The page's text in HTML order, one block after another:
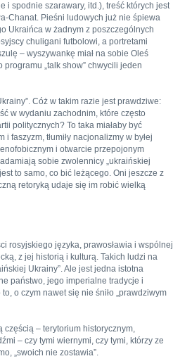
i spodnie szarawary, itd.), treść których jest
Chanat. Pieśni ludowych już nie śpiewa
Ukraińca w żadnym z poszczególnych
chuligani futbolowi, a portretami
– wyszywankę miał na sobie Oleś
programu „talk show” chwycili jeden
Cóż w takim razie jest prawdziwe:
w wydaniu zachodnim, które często
politycznych? To taka miałaby być
faszyzm, tłumiły nacjonalizmy w byłej
i otwarcie przepojonym
sobie zwolennicy „ukraińskiej
to samo, co bić leżącego. Oni jeszcze z
retoryką udaje się im robić wielką
rosyjskiego języka, prawosławia i wspólnej
z jej historią i kulturą. Takich ludzi na
Ukrainy”. Ale jest jedna istotna
państwo, jego imperialne tradycje i
o czym nawet się nie śniło „prawdziwym
częścią – terytorium historycznym,
– czy tymi wiernymi, czy tymi, którzy ze
„swoich nie zostawia”.